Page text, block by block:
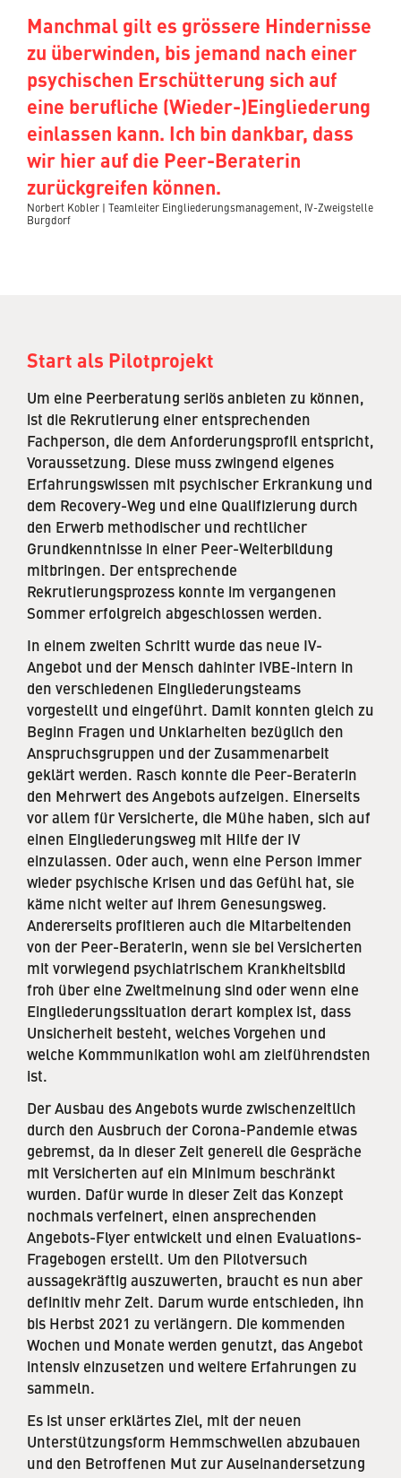
Manchmal gilt es grössere Hindernisse
zu überwinden, bis jemand nach einer
psychischen Erschütterung sich auf
eine berufliche (Wieder-)Eingliederung
einlassen kann. Ich bin dankbar, dass
wir hier auf die Peer-Beraterin
zurückgreifen können.
Norbert Kobler | Teamleiter Eingliederungsmanagement, IV-Zweigstelle
Burgdorf
Start als Pilotprojekt
Um eine Peerberatung seriös anbieten zu können,
ist die Rekrutierung einer entsprechenden
Fachperson, die dem Anforderungsprofil entspricht,
Voraussetzung. Diese muss zwingend eigenes
Erfahrungswissen mit psychischer Erkrankung und
dem Recovery-Weg und eine Qualifizierung durch
den Erwerb methodischer und rechtlicher
Grundkenntnisse in einer Peer-Weiterbildung
mitbringen. Der entsprechende
Rekrutierungsprozess konnte im vergangenen
Sommer erfolgreich abgeschlossen werden.
In einem zweiten Schritt wurde das neue IV-
Angebot und der Mensch dahinter IVBE-intern in
den verschiedenen Eingliederungsteams
vorgestellt und eingeführt. Damit konnten gleich zu
Beginn Fragen und Unklarheiten bezüglich den
Anspruchsgruppen und der Zusammenarbeit
geklärt werden. Rasch konnte die Peer-Beraterin
den Mehrwert des Angebots aufzeigen. Einerseits
vor allem für Versicherte, die Mühe haben, sich auf
einen Eingliederungsweg mit Hilfe der IV
einzulassen. Oder auch, wenn eine Person immer
wieder psychische Krisen und das Gefühl hat, sie
käme nicht weiter auf ihrem Genesungsweg.
Andererseits profitieren auch die Mitarbeitenden
von der Peer-Beraterin, wenn sie bei Versicherten
mit vorwiegend psychiatrischem Krankheitsbild
froh über eine Zweitmeinung sind oder wenn eine
Eingliederungssituation derart komplex ist, dass
Unsicherheit besteht, welches Vorgehen und
welche Kommmunikation wohl am zielführendsten
ist.
Der Ausbau des Angebots wurde zwischenzeitlich
durch den Ausbruch der Corona-Pandemie etwas
gebremst, da in dieser Zeit generell die Gespräche
mit Versicherten auf ein Minimum beschränkt
wurden. Dafür wurde in dieser Zeit das Konzept
nochmals verfeinert, einen ansprechenden
Angebots-Flyer entwickelt und einen Evaluations-
Fragebogen erstellt. Um den Pilotversuch
aussagekräftig auszuwerten, braucht es nun aber
definitiv mehr Zeit. Darum wurde entschieden, ihn
bis Herbst 2021 zu verlängern. Die kommenden
Wochen und Monate werden genutzt, das Angebot
intensiv einzusetzen und weitere Erfahrungen zu
sammeln.
Es ist unser erklärtes Ziel, mit der neuen
Unterstützungsform Hemmschwellen abzubauen
und den Betroffenen Mut zur Auseinandersetzung